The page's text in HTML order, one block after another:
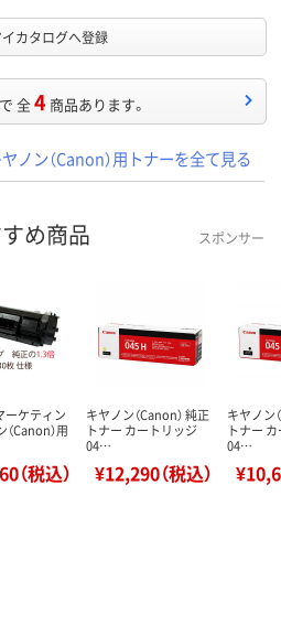
イカタログへ登録
全4 商品あります。
ノン（Canon）用トナーを全て見る
め商品 スポンサー
ーケティン
Canon）用
（税込）
キヤノン（Canon） 純正
トナー カートリッジ
04…
¥12,290（税込）
キヤノン
トナー
04…